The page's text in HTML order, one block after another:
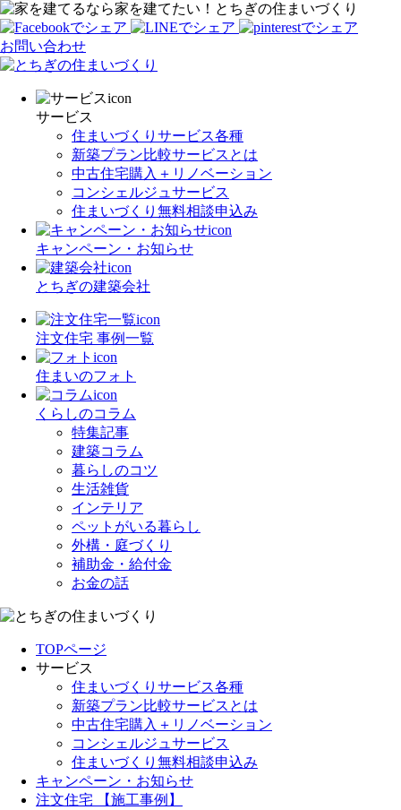
家を建てたい！とちぎの住まいづくり
お問い合わせ
サービス
住まいづくりサービス各種
新築プラン比較サービスとは
中古住宅購入＋リノベーション
コンシェルジュサービス
住まいづくり無料相談申込み
キャンペーン・お知らせ
とちぎの建築会社
注文住宅 事例一覧
住まいのフォト
くらしのコラム
特集記事
建築コラム
暮らしのコツ
生活雑貨
インテリア
ペットがいる暮らし
外構・庭づくり
補助金・給付金
お金の話
TOPページ
サービス
住まいづくりサービス各種
新築プラン比較サービスとは
中古住宅購入＋リノベーション
コンシェルジュサービス
住まいづくり無料相談申込み
キャンペーン・お知らせ
注文住宅 【施工事例】